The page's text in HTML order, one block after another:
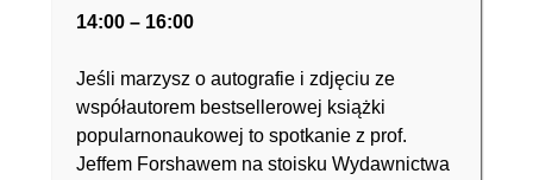
14:00 – 16:00
Jeśli marzysz o autografie i zdjęciu ze
współautorem bestsellerowej książki
popularnonaukowej to spotkanie z prof.
Jeffem Forshawem na stoisku Wydawnictwa